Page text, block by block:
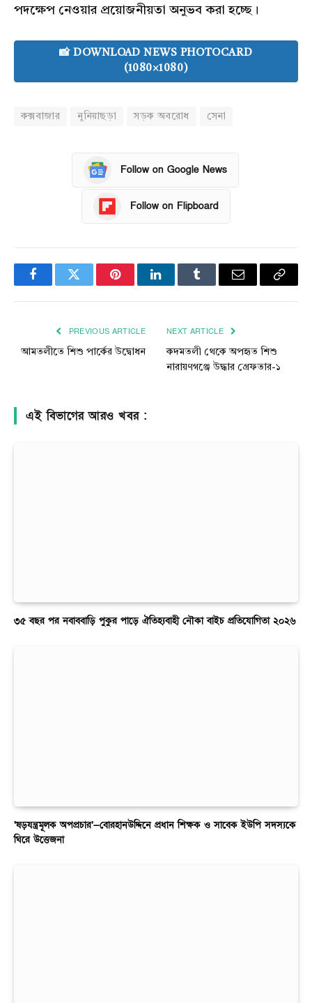
পদক্ষেপ নেওয়ার প্রয়োজনীয়তা অনুভব করা হচ্ছে।
📸 DOWNLOAD NEWS PHOTOCARD
(1080×1080)
কক্সবাজার নুনিয়াছড়া সড়ক অবরোধ সেনা
Follow on Google News
Follow on Flipboard
FacebookTwitter PinterestLinkedInTumblr Email
Copy
PREVIOUS ARTICLE
আমতলীতে শিশু পার্কের উদ্বোধন
NEXT ARTICLE
কদমতলী থেকে অপহৃত শিশু
নারায়ণগঞ্জে উদ্ধার গ্রেফতার-১
এই বিভাগের আরও খবর :
৩৫ বছর পর নবাববাড়ি পুকুর পাড়ে ঐতিহ্যবাহী নৌকা বাইচ প্রতিযোগিতা ২০২৬
‘ষড়যন্ত্রমূলক অপপ্রচার’—বোরহানউদ্দিনে প্রধান শিক্ষক ও সাবেক ইউপি সদস্যকে
ঘিরে উত্তেজনা